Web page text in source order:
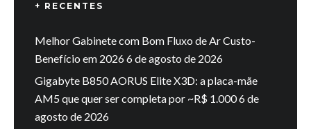
+ RECENTES
Melhor Gabinete com Bom Fluxo de Ar Custo-
Benefício em 20266 de agosto de 2026
Gigabyte B850 AORUS Elite X3D: a placa-mãe
AM5 que quer ser completa por ~R$ 1.0006 de
agosto de 2026